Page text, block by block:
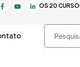
OS 20
F
a
o
o
e
i
Pesquisar
...